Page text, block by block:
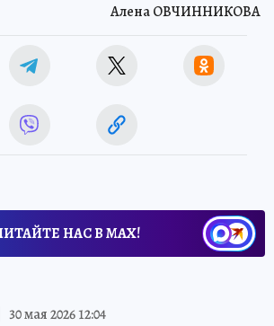
Алена ОВЧИННИКОВА
НАС В МАХ!
30 мая 2026 12:04